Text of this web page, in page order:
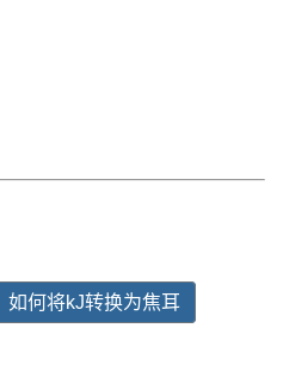
如何将kJ转换为焦耳